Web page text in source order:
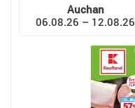
Auchan
06.08.26 – 12.08.26